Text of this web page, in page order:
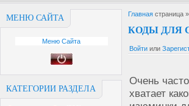
МЕНЮ САЙТА
Меню Сайта
КАТЕГОРИИ РАЗДЕЛА
Главная страница »
КОДЫ ДЛЯ
Войти или
Очень
хватает